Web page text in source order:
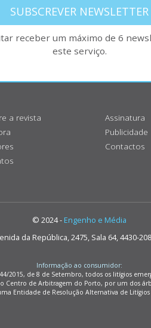
SUBSCREVER NEWSLETTER
receber um máximo de 6
este serviço.
a revista
Assinatura
Publicidade
Contactos
© 2024 - Engenho e Média
da República, 2475, Sala 64, 4430-
Informação ao consumidor:
2015, de 8 de Setembro, todos os litígios
de Arbitragem do Porto, por um dos
Entidade de Resolução Alternativa de